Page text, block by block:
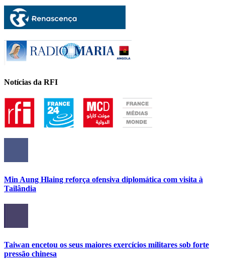
Notícias da RFI
Min Aung Hlaing reforça ofensiva diplomática com visita à
Tailândia
Taiwan encetou os seus maiores exercícios militares sob forte
pressão chinesa